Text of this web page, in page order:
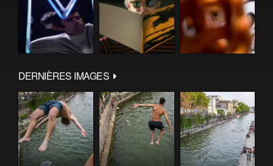
DERNIÈRES IMAGES